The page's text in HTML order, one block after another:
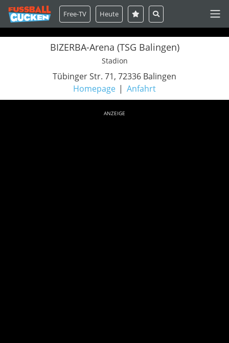
Free-TV Heute
BIZERBA-Arena (TSG Balingen)
Stadion
Tübinger Str. 71, 72336 Balingen
Homepage
Anfahrt
ANZEIGE